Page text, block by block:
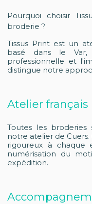
Pourquoi choisir
broderie ?
Tissus Print est un
basé dans le Var,
professionnelle et
distingue notre
Atelier français
Toutes les broderies
notre atelier de
rigoureux à chaque
numérisation du
expédition.